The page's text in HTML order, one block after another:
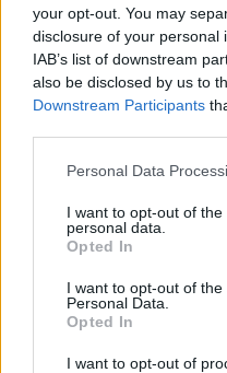
your opt-out. You may
disclosure of your personal
IAB’s list of downstream
also be disclosed by us to
Downstream Participants
Please note that this
not limited to your visit or
grant or deny consent to
use your data for below
consent section.
Personal Data
I want to opt-out of
personal data.
Opted In
I want to opt-out of the
Personal Data.
Opted In
I want to opt-out of
Πηγή: Shutterstock
Μπορεί ο πύργος του
την πιο διάσημη θέα